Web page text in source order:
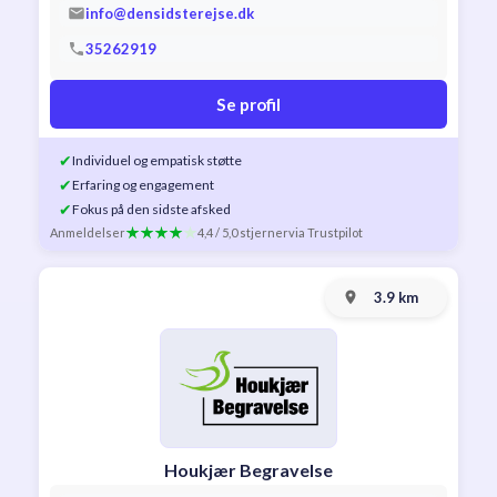
info@densidsterejse.dk
35262919
Se profil
✔Individuel og empatisk støtte
✔Erfaring og engagement
✔Fokus på den sidste afsked
Anmeldelser 4,4 / 5,0 stjernervia Trustpilot
3.9 km
Houkjær Begravelse